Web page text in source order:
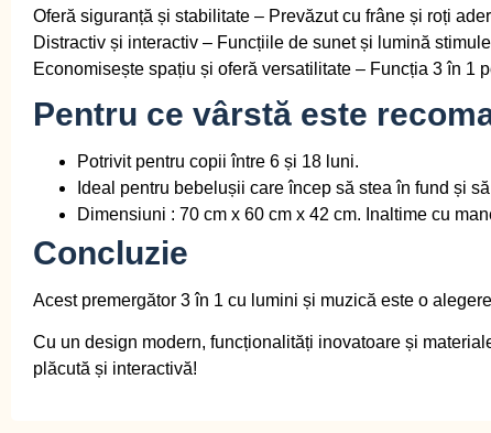
Oferă siguranță și stabilitate – Prevăzut cu frâne și roți
Distractiv și interactiv – Funcțiile de sunet și lumină
Economisește spațiu și oferă versatilitate – Funcția 3 în 1
Pentru ce vârstă este
Potrivit pentru copii între 6 și 18 luni.
Ideal pentru bebelușii care încep să stea în fund și
Dimensiuni : 70 cm x 60 cm x 42 cm. Inaltime cu
Concluzie
Acest premergător 3 în 1 cu lumini și muzică este o
Cu un design modern, funcționalități inovatoare și
plăcută și interactivă!